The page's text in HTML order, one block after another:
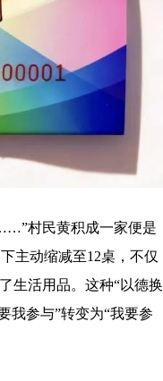
村民黄积成一家便是
主动缩减至12桌，不仅
生活用品。这种“以德换
我参与”转变为“我要参